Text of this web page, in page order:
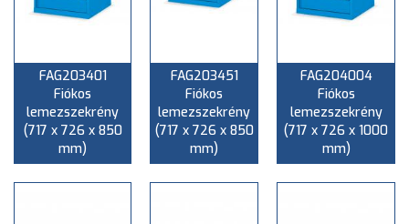
FAG203401
Fiókos
lemezszekrény
(717 x 726 x 850
mm)
FAG203451
Fiókos
lemezszekrény
(717 x 726 x 850
mm)
FAG204004
Fiókos
lemezszekrény
(717 x 726 x 1000
mm)